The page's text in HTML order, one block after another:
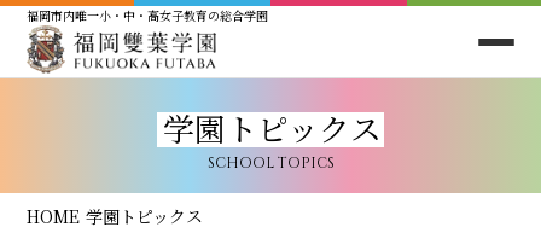
福岡市内唯一小・中・高女子教育の総合学園
学園トピックス
SCHOOL TOPICS
HOME 学園トピックス